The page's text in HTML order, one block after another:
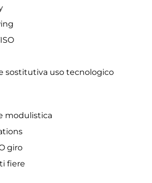
sostitutiva uso tecnologico
modulistica
giro
fiere